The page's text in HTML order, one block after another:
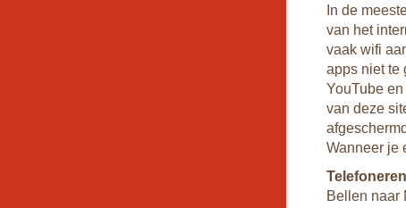
In de
van het
vaak wifi
apps niet te
YouTube
van deze
Wanneer je
Telefoneren
Bellen naar